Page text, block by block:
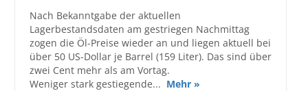
Nach Bekanntgabe der aktuellen
Lagerbestandsdaten am gestriegen Nachmittag
zogen die Öl-Preise wieder an und liegen aktuell bei
über 50 US-Dollar je Barrel (159 Liter). Das sind über
zwei Cent mehr als am Vortag.
Weniger stark gestiegende... Mehr »